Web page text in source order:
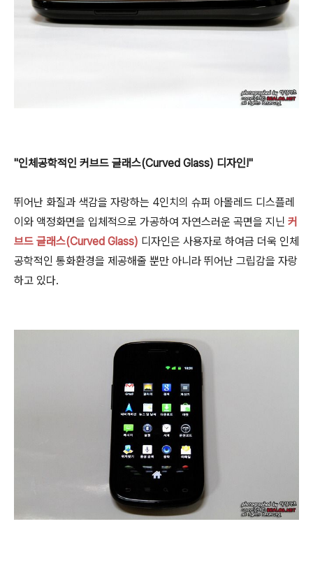
"인체공학적인 커브드 글래스(Curved Glass) 디자인!"
뛰어난 화질과 색감을 자랑하는 4인치의 슈퍼 아몰레드 디스플레
이와 액정화면을 입체적으로 가공하여 자연스러운 곡면을 지닌 커
브드 글래스(Curved Glass) 디자인은 사용자로 하여금 더욱 인체
공학적인 통화환경을 제공해줄 뿐만 아니라 뛰어난 그립감을 자랑
하고 있다.